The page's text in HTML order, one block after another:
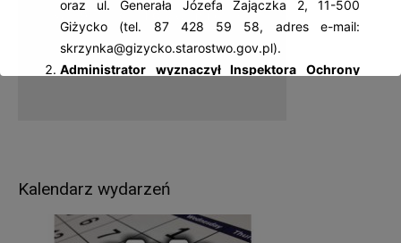
Kalendarz wydarzeń
oraz ul. Generała Józefa Zajączka 2, 11-500
Giżycko (tel. 87 428 59 58, adres e-mail:
skrzynka@gizycko.starostwo.gov.pl).
Administrator wyznaczył Inspektora Ochrony
w następujących celach:
wypełnienia obowiązków prawnych ciążących na